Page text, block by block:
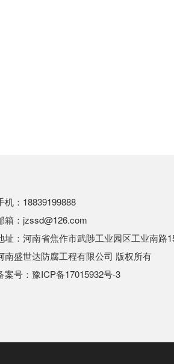
机：18839199888
箱：jzssd@126.com
址：河南省焦作市武陟工业园区工业南路
南盛世达防腐工程有限公司 版权所有
案号： 豫ICP备17015932号-3